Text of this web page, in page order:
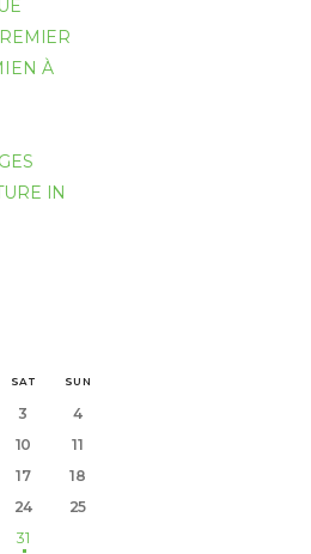
À
IN
SAT SUN
3
4
10
11
17
18
24
25
31